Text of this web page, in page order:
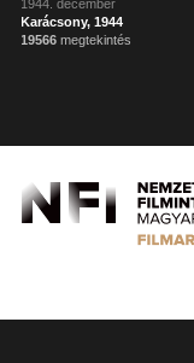
1944. december
Karácsony, 1944
19566 megtekintés